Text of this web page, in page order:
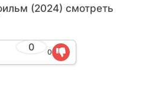
(2024) смотреть
0 0